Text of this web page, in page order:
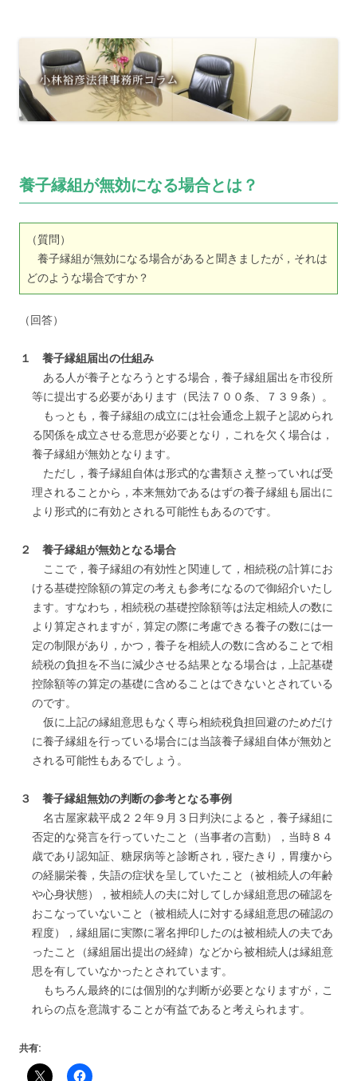
養子縁組が無効になる場合とは？
（質問）
養子縁組が無効になる場合があると聞きましたが，それは
どのような場合ですか？
（回答）
１ 養子縁組届出の仕組み
ある人が養子となろうとする場合，養子縁組届出を市役所
等に提出する必要があります（民法７００条、７３９条）。
もっとも，養子縁組の成立には社会通念上親子と認められ
る関係を成立させる意思が必要となり，これを欠く場合は，
養子縁組が無効となります。
ただし，養子縁組自体は形式的な書類さえ整っていれば受
理されることから，本来無効であるはずの養子縁組も届出に
より形式的に有効とされる可能性もあるのです。
２ 養子縁組が無効となる場合
ここで，養子縁組の有効性と関連して，相続税の計算にお
ける基礎控除額の算定の考えも参考になるので御紹介いたし
ます。すなわち，相続税の基礎控除額等は法定相続人の数に
より算定されますが，算定の際に考慮できる養子の数には一
定の制限があり，かつ，養子を相続人の数に含めることで相
続税の負担を不当に減少させる結果となる場合は，上記基礎
控除額等の算定の基礎に含めることはできないとされている
のです。
仮に上記の縁組意思もなく専ら相続税負担回避のためだけ
に養子縁組を行っている場合には当該養子縁組自体が無効と
される可能性もあるでしょう。
３ 養子縁組無効の判断の参考となる事例
名古屋家裁平成２２年９月３日判決によると，養子縁組に
否定的な発言を行っていたこと（当事者の言動），当時８４
歳であり認知証、糖尿病等と診断され，寝たきり，胃瘻から
の経腸栄養，失語の症状を呈していたこと（被相続人の年齢
や心身状態），被相続人の夫に対してしか縁組意思の確認を
おこなっていないこと（被相続人に対する縁組意思の確認の
程度），縁組届に実際に署名押印したのは被相続人の夫であ
ったこと（縁組届出提出の経緯）などから被相続人は縁組意
思を有していなかったとされています。
もちろん最終的には個別的な判断が必要となりますが，こ
れらの点を意識することが有益であると考えられます。
共有: